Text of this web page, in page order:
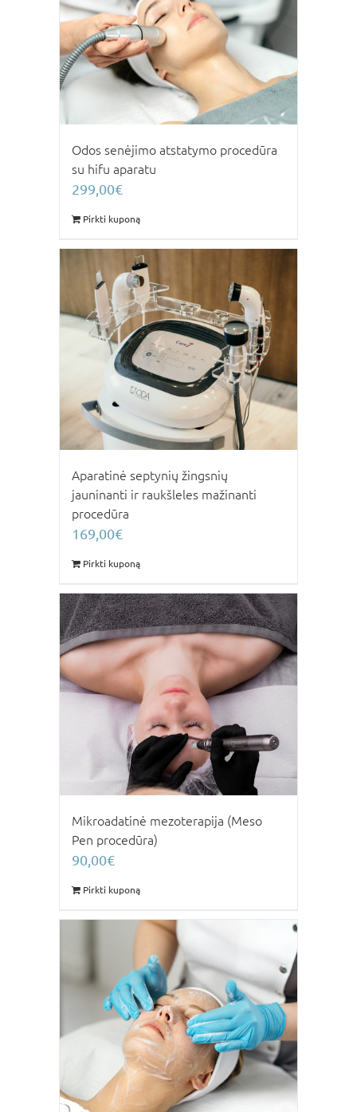
Odos senėjimo atstatymo procedūra
su hifu aparatu
299,00€
Pirkti kuponą
Aparatinė septynių žingsnių
jauninanti ir raukšleles mažinanti
procedūra
169,00€
Pirkti kuponą
Mikroadatinė mezoterapija (Meso
Pen procedūra)
90,00€
Pirkti kuponą